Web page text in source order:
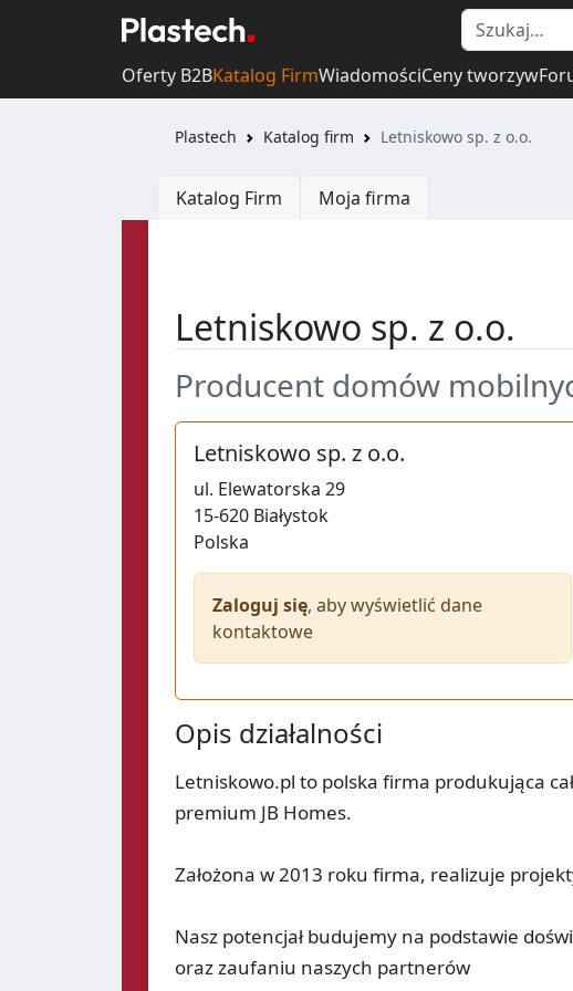
Oferty B2BKatalog FirmWiadomościCeny tworzyw
Plastech Katalog firm Letniskowo sp. z o.o.
Katalog Firm Moja firma
Letniskowo sp. z o.o.
Producent domów
Letniskowo sp. z o.o.
ul. Elewatorska 29
15-620 Białystok
Polska
Zaloguj się, aby wyświetlić dane
kontaktowe
Opis działalności
Letniskowo.pl to polska firma produkująca
premium JB Homes.
Założona w 2013 roku firma, realizuje
Nasz potencjał budujemy na podstawie
oraz zaufaniu naszych partnerów